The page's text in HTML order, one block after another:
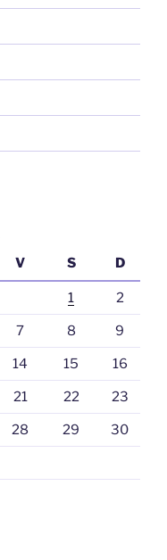
V S D
1 2
7 8 9
14 15 16
21 22 23
28 29 30